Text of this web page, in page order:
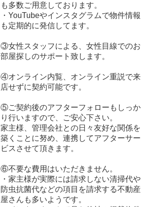
も多数ご用意しております。
・YouTubeやインスタグラムで物件情報
も定期的に発信してます。
③女性スタッフによる、女性目線でのお
部屋探しのサポート致します。
④オンライン内覧、オンライン重説で来
店せずに契約可能です。
⑤ご契約後のアフターフォローもしっか
り行いますので、ご安心下さい。
家主様、管理会社との日々友好な関係を
築くことに努め、連携してアフターサー
ビスさせて頂きます。
⑥不要な費用はいただきません。
・家主様が実際には請求しない清掃代や
防虫抗菌代などの項目を請求する不動産
屋さんも多いようです。